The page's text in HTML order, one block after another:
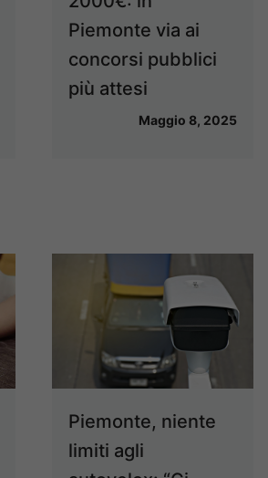
Piemonte via ai
concorsi pubblici
più attesi
Maggio 8, 2025
Piemonte, niente
limiti agli